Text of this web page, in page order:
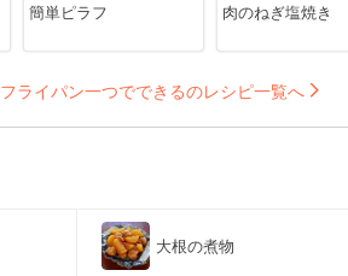
簡単ピラフ
肉のねぎ塩焼き
フライパン一つでできるのレシピ一覧へ
大根の煮物